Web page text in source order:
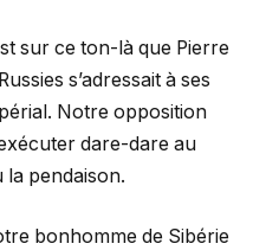
sur ce ton-là que Pierre
s’adressait à ses
Notre opposition
dare-dare au
la pendaison.
bonhomme de Sibérie